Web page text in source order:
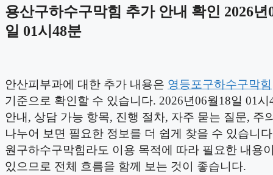
용산구하수구막힘 추가 안내 확인 2026년
일 01시48분
안산피부과에 대한 추가 내용은 영등포구하수구막힘
기준으로 확인할 수 있습니다. 2026년06월18일 01시
안내, 상담 가능 항목, 진행 절차, 자주 묻는 질문, 주
나누어 보면 필요한 정보를 더 쉽게 찾을 수 있습니
원구하수구막힘라도 이용 목적에 따라 필요한 내용
있으므로 전체 흐름을 함께 보는 것이 좋습니다.